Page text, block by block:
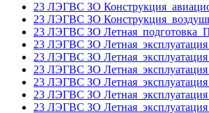
23 ЛЭГВС ЗО
23 ЛЭГВС ЗО
23 ЛЭГВС ЗО
23 ЛЭГВС ЗО
23 ЛЭГВС ЗО
23 ЛЭГВС ЗО
23 ЛЭГВС ЗО
23 ЛЭГВС ЗО
23 ЛЭГВС ЗО